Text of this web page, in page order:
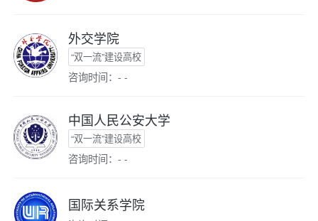
外交学院
“双一流”建设高校
咨询时间：- -
中国人民公安大学
“双一流”建设高校
咨询时间：- -
国际关系学院